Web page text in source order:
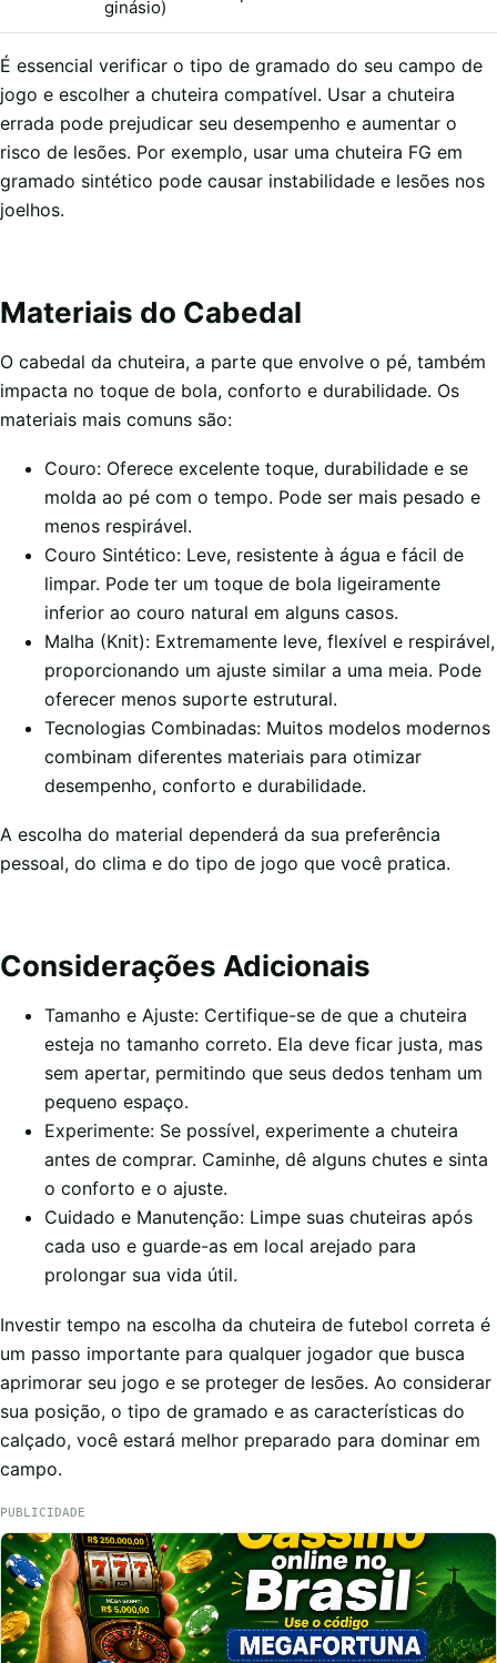
ginásio)
É essencial verificar o tipo de gramado do seu campo de
jogo e escolher a chuteira compatível. Usar a chuteira
errada pode prejudicar seu desempenho e aumentar o
risco de lesões. Por exemplo, usar uma chuteira FG em
gramado sintético pode causar instabilidade e lesões nos
joelhos.
Materiais do Cabedal
O cabedal da chuteira, a parte que envolve o pé, também
impacta no toque de bola, conforto e durabilidade. Os
materiais mais comuns são:
Couro: Oferece excelente toque, durabilidade e se
molda ao pé com o tempo. Pode ser mais pesado e
menos respirável.
Couro Sintético: Leve, resistente à água e fácil de
limpar. Pode ter um toque de bola ligeiramente
inferior ao couro natural em alguns casos.
Malha (Knit): Extremamente leve, flexível e respirável,
proporcionando um ajuste similar a uma meia. Pode
oferecer menos suporte estrutural.
Tecnologias Combinadas: Muitos modelos modernos
combinam diferentes materiais para otimizar
desempenho, conforto e durabilidade.
A escolha do material dependerá da sua preferência
pessoal, do clima e do tipo de jogo que você pratica.
Considerações Adicionais
Tamanho e Ajuste: Certifique-se de que a chuteira
esteja no tamanho correto. Ela deve ficar justa, mas
sem apertar, permitindo que seus dedos tenham um
pequeno espaço.
Experimente: Se possível, experimente a chuteira
antes de comprar. Caminhe, dê alguns chutes e sinta
o conforto e o ajuste.
Cuidado e Manutenção: Limpe suas chuteiras após
cada uso e guarde-as em local arejado para
prolongar sua vida útil.
Investir tempo na escolha da chuteira de futebol correta é
um passo importante para qualquer jogador que busca
aprimorar seu jogo e se proteger de lesões. Ao considerar
sua posição, o tipo de gramado e as características do
calçado, você estará melhor preparado para dominar em
campo.
PUBLICIDADE